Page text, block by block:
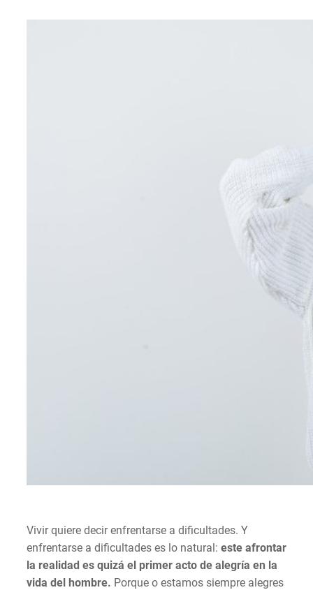
Vivir quiere decir enfrentarse a dificultades. Y
enfrentarse a dificultades es lo natural: este afrontar
la realidad es quizá el primer acto de alegría en la
vida del hombre. Porque o estamos siempre alegres